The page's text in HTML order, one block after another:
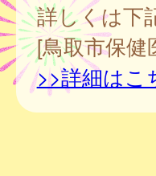
詳しくは下
[鳥取市保健
>>詳細はこ